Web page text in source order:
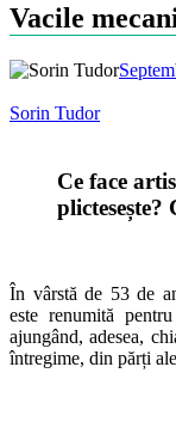
Vacile
Sorin Tudor
Ce face
plictesește?
În vârstă de 53 de
este renumită
ajungând, adesea,
întregime, din părți